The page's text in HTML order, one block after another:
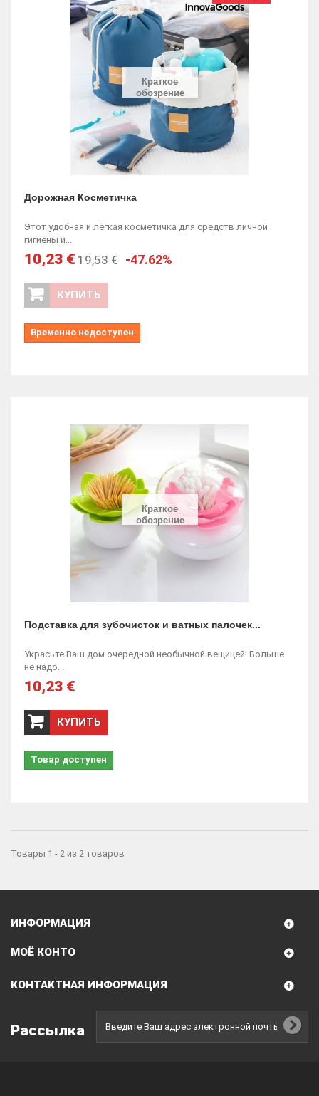
Краткое
обозрение
Дорожная Косметичка
Этот удобная и лёгкая косметичка для средств личной
гигиены и...
10,23 € 19,53 € -47.62%
КУПИТЬ
Временно недоступен
Краткое
обозрение
Подставка для зубочисток и ватных палочек...
Украсьте Ваш дом очередной необычной вещицей! Больше
не надо...
10,23 €
КУПИТЬ
Товар доступен
Товары 1 - 2 из 2 товаров
ИНФОРМАЦИЯ
МОЁ КОНТО
КОНТАКТНАЯ ИНФОРМАЦИЯ
Рассылка